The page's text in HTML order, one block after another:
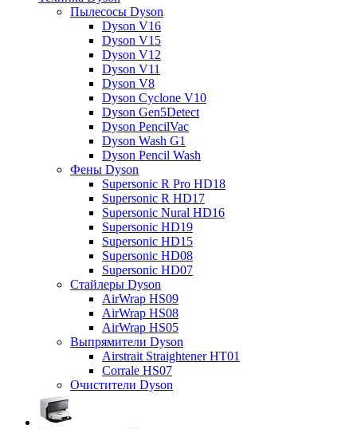
Пылесосы Dyson
Dyson V16
Dyson V15
Dyson V12
Dyson V11
Dyson V8
Dyson Cyclone V10
Dyson Gen5Detect
Dyson PencilVac
Dyson Wash G1
Dyson Pencil Wash
Фены Dyson
Supersonic R Pro HD18
Supersonic R HD17
Supersonic Nural HD16
Supersonic HD19
Supersonic HD15
Supersonic HD08
Supersonic HD07
Стайлеры Dyson
AirWrap HS09
AirWrap HS08
AirWrap HS05
Выпрямители Dyson
Airstrait Straightener HT01
Corrale HS07
Очистители Dyson